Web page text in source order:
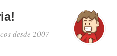
desde 2007